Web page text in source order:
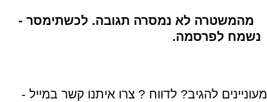
מהמשטרה לא נמסרה תגובה. לכשתימסר -
נשמח לפרסמה.
מעוניינים להגיב? לדווח ? צרו איתנו קשר במייל -